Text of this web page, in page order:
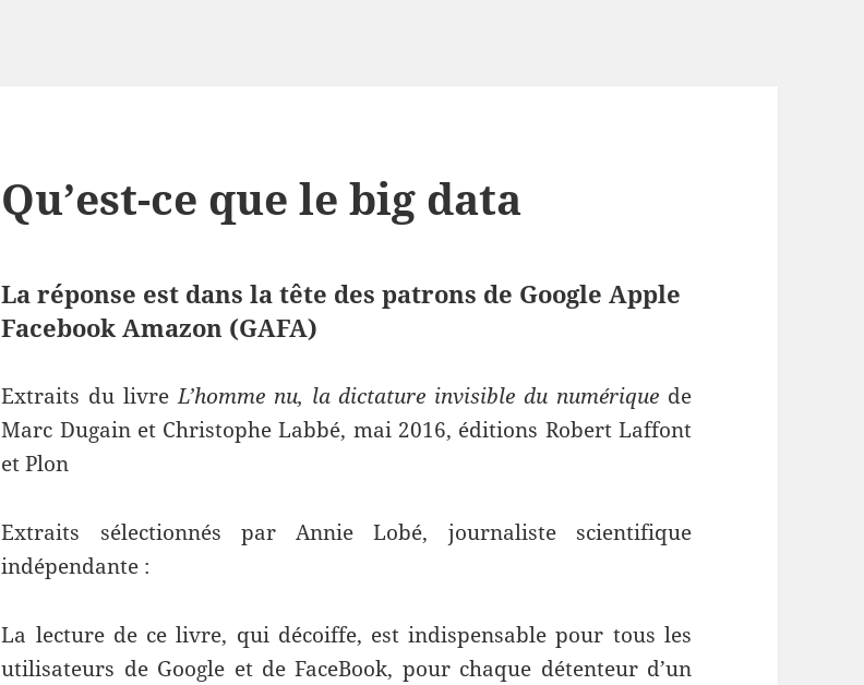
Qu’est-ce que le big data
La réponse est dans la tête des patrons de Google Apple
Facebook Amazon (GAFA)
Extraits du livreL’homme nu, la dictature invisible du numérique de
Marc Dugain et Christophe Labbé, mai 2016, éditions Robert Laffont
et Plon
Extraits sélectionnés par Annie Lobé, journaliste scientifique
indépendante :
La lecture de ce livre, qui décoiffe, est indispensable pour tous les
utilisateurs de Google et de FaceBook, pour chaque détenteur d’un